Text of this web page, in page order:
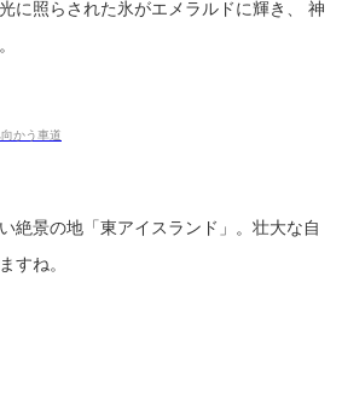
に照らされた氷がエメラルドに輝き、 神
絶景の地「東アイスランド」。壮大な自
すね。